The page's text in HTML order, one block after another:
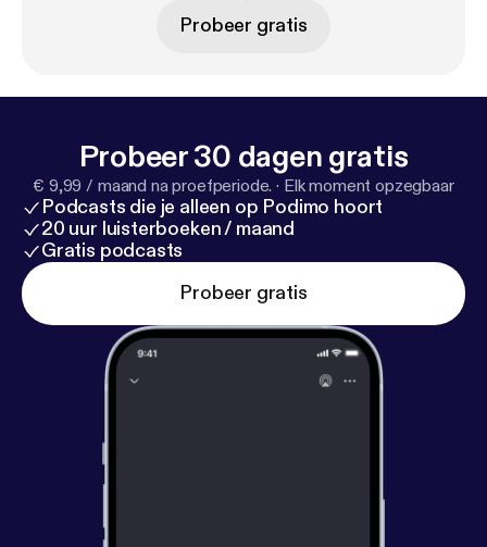
Probeer gratis
Probeer 30 dagen gratis
€ 9,99 / maand na proefperiode. · Elk moment opzegbaar
Podcasts die je alleen op Podimo hoort
20 uur luisterboeken / maand
Gratis podcasts
Probeer gratis